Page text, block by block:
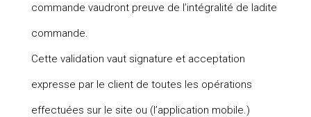
commande vaudront preuve de l’intégralité de ladite
commande.
Cette validation vaut signature et acceptation
expresse par le client de toutes les opérations
effectuées sur le site ou (l’application mobile.)